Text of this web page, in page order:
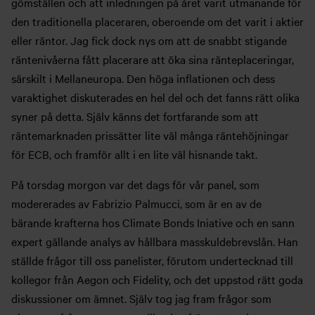
den traditionella placeraren, oberoende om det varit i aktier
eller räntor. Jag fick dock nys om att de snabbt stigande
räntenivåerna fått placerare att öka sina ränteplaceringar,
särskilt i Mellaneuropa. Den höga inflationen och dess
varaktighet diskuterades en hel del och det fanns rätt olika
syner på detta. Själv känns det fortfarande som att
räntemarknaden prissätter lite väl många räntehöjningar
för ECB, och framför allt i en lite väl hisnande takt.
På torsdag morgon var det dags för vår panel, som
modererades av Fabrizio Palmucci, som är en av de
bärande krafterna hos Climate Bonds Iniative och en sann
expert gällande analys av hållbara masskuldebrevslån. Han
ställde frågor till oss panelister, förutom undertecknad till
kollegor från Aegon och Fidelity, och det uppstod rätt goda
diskussioner om ämnet. Själv tog jag fram frågor som